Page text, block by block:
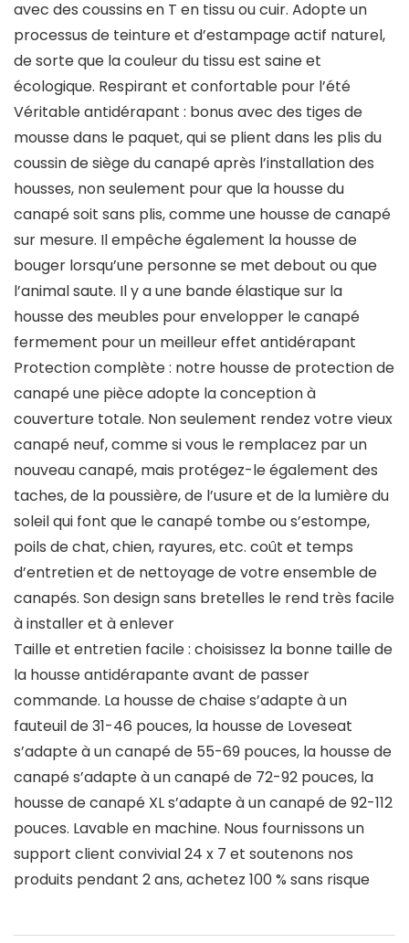
avec des coussins en T en tissu ou cuir. Adopte un
processus de teinture et d’estampage actif naturel,
de sorte que la couleur du tissu est saine et
écologique. Respirant et confortable pour l’été
Véritable antidérapant : bonus avec des tiges de
mousse dans le paquet, qui se plient dans les plis du
coussin de siège du canapé après l’installation des
housses, non seulement pour que la housse du
canapé soit sans plis, comme une housse de canapé
sur mesure. Il empêche également la housse de
bouger lorsqu’une personne se met debout ou que
l’animal saute. Il y a une bande élastique sur la
housse des meubles pour envelopper le canapé
fermement pour un meilleur effet antidérapant
Protection complète : notre housse de protection de
canapé une pièce adopte la conception à
couverture totale. Non seulement rendez votre vieux
canapé neuf, comme si vous le remplacez par un
nouveau canapé, mais protégez-le également des
taches, de la poussière, de l’usure et de la lumière du
soleil qui font que le canapé tombe ou s’estompe,
poils de chat, chien, rayures, etc. coût et temps
d’entretien et de nettoyage de votre ensemble de
canapés. Son design sans bretelles le rend très facile
à installer et à enlever
Taille et entretien facile : choisissez la bonne taille de
la housse antidérapante avant de passer
commande. La housse de chaise s’adapte à un
fauteuil de 31-46 pouces, la housse de Loveseat
s’adapte à un canapé de 55-69 pouces, la housse de
canapé s’adapte à un canapé de 72-92 pouces, la
housse de canapé XL s’adapte à un canapé de 92-112
pouces. Lavable en machine. Nous fournissons un
support client convivial 24 x 7 et soutenons nos
produits pendant 2 ans, achetez 100 % sans risque